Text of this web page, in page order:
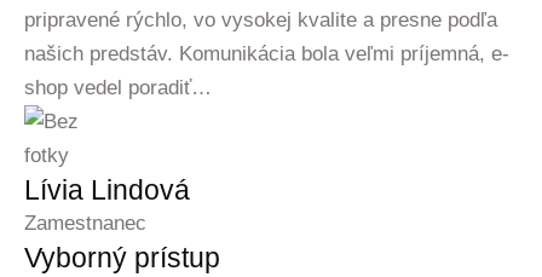
pripravené rýchlo, vo vysokej kvalite a presne podľa
našich predstáv. Komunikácia bola veľmi príjemná, e-
shop vedel poradiť…
Lívia Lindová
Zamestnanec
Vyborný prístup